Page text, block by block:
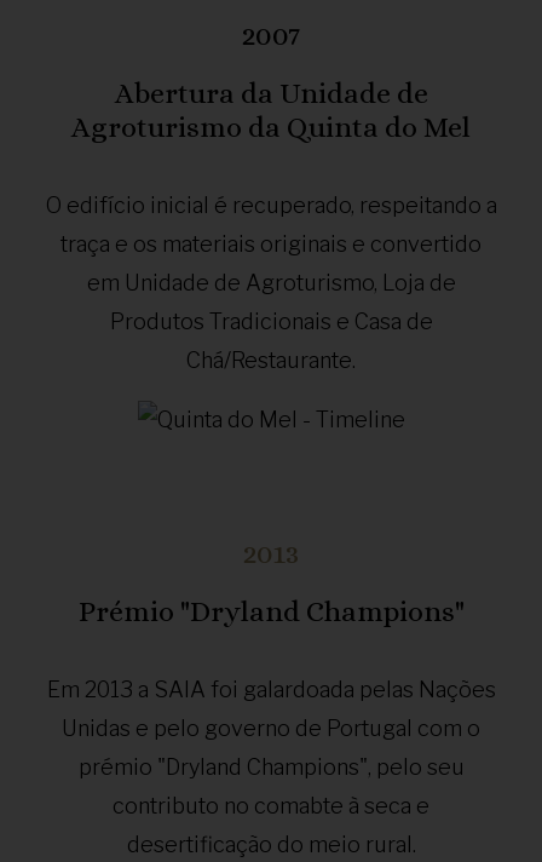
2007
Abertura da Unidade de
Agroturismo da Quinta do Mel
O edifício inicial é recuperado, respeitando a
traça e os materiais originais e convertido
em Unidade de Agroturismo, Loja de
Produtos Tradicionais e Casa de
Chá/Restaurante.
2013
Prémio "Dryland Champions"
Em 2013 a SAIA foi galardoada pelas Nações
Unidas e pelo governo de Portugal com o
prémio "Dryland Champions", pelo seu
contributo no comabte à seca e
desertificação do meio rural.